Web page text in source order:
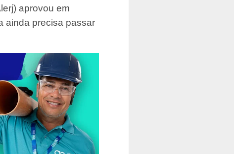
aprovou em
ainda precisa passar